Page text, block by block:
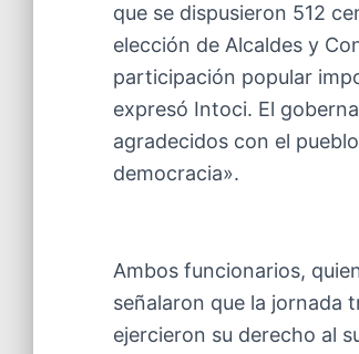
que se dispusieron 512
elección de Alcaldes y
participación popular
expresó Intoci. El
agradecidos con el
democracia».
Ambos funcionarios,
señalaron que la jornada
ejercieron su derecho al